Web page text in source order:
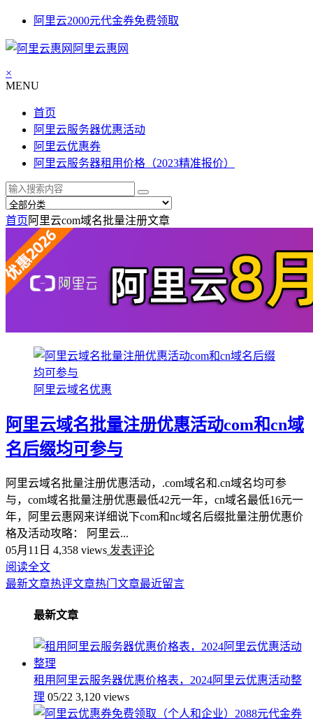
阿里云2000元代金券免费领取
阿里云惠网
×
MENU
首页
阿里云服务器优惠活动
阿里云优惠券
阿里云服务器租用价格（2023精准报价）
首页 阿里云com域名批量注册文章
阿里云域名优惠
阿里云域名批量注册优惠活动com和cn域
名后缀均可参与
阿里云域名批量注册优惠活动，.com域名和.cn域名均可参
与，com域名批量注册优惠最低42元一年，cn域名最低16元一
年，阿里云惠网来详细说下com和nc域名后缀批量注册优惠价
格及活动攻略： 阿里云...
05月11日 4,358 views 发表评论
阅读全文
最新文章热评文章热门文章最近留言
最新文章
租用阿里云服务器优惠价格表，2024阿里云优惠活动整
理 05/22 3,120 views